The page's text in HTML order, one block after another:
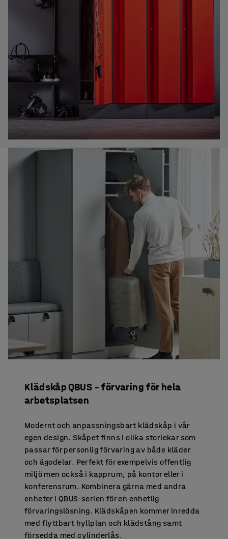
Klädskåp QBUS – förvaring för hela
arbetsplatsen
Modernt och anpassningsbart klädskåp i vår
egen design. Skåpet finns i olika storlekar som
passar för personlig förvaring av både kläder
och ägodelar. Perfekt för exempelvis offentlig
miljö men också i kapprum, på kontor eller i
konferensrum. Kombinera gärna med andra
enheter i QBUS-serien för en enhetlig
förvaringslösning. Klädskåpen kommer inredda
med flyttbart hyllplan och klädstång samt
försedda med cylinderlås.